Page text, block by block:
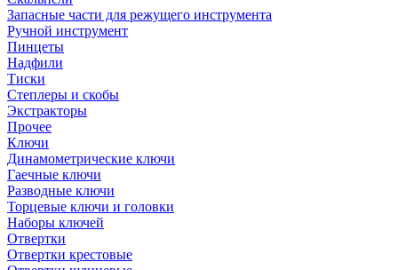
Запасные части для режущего инструмента
Ручной инструмент
Пинцеты
Надфили
Тиски
Степлеры и скобы
Экстракторы
Прочее
Ключи
Динамометрические ключи
Гаечные ключи
Разводные ключи
Торцевые ключи и головки
Наборы ключей
Отвертки
Отвертки крестовые